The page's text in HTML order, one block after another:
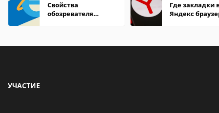
Свойства
обозревателя
Где закладки
Яндекс
УЧАСТИЕ